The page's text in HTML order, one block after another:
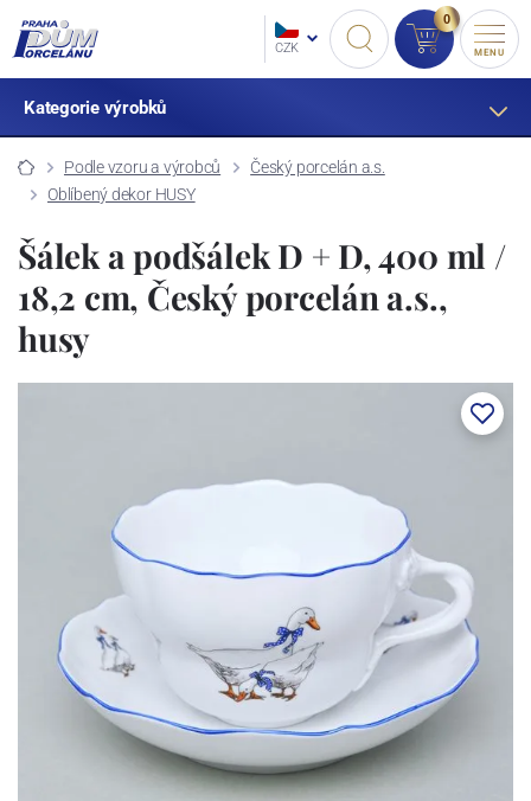
CZK
0
MENU
Kategorie výrobků
Podle vzoru a výrobců
Český porcelán a.s.
Oblíbený dekor HUSY
Šálek a podšálek D + D, 400 ml /
18,2 cm, Český porcelán a.s.,
husy